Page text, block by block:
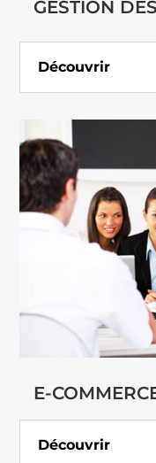
GESTION
Découvrir
E-
Découvrir